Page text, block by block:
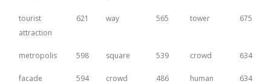
tourist
attraction
621 way 565 tower 675
metropolis 598 square 539 crowd 634
facade 594 crowd 486 human 634